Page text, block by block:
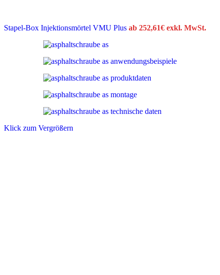
Stapel-Box Injektionsmörtel VMU Plus ab 252,61€ exkl. MwSt.
Klick zum Vergrößern